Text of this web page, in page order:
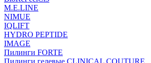
M.E.LINE
NIMUE
IQLIFT
HYDRO PEPTIDE
IMAGE
Пилинги FORTE
Пилинги гелевые CLINICAL COUTURE